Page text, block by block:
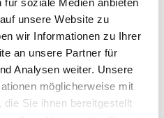
unsere Website zu
wir Informationen zu Ihrer
an unsere Partner für
Analysen weiter. Unsere
möglicherweise mit
Sie ihnen bereitgestellt
Interesse und die
in "Uhlbach tanzt!" !